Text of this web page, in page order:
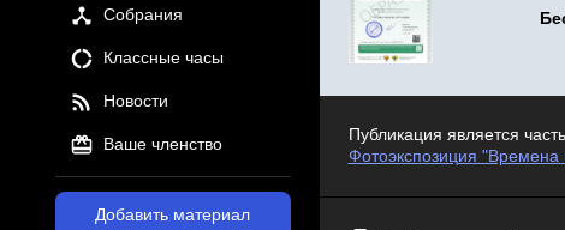
Собрания
Классные часы
Новости
Ваше членство
Добавить материал
Публикация является
Фотоэкспозиция "Времена